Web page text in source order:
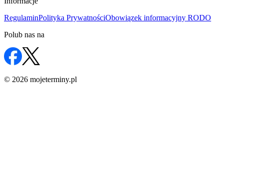
RegulaminPolityka PrywatnościObowiązek informacyjny RODO
Polub nas na
© 2026 mojeterminy.pl